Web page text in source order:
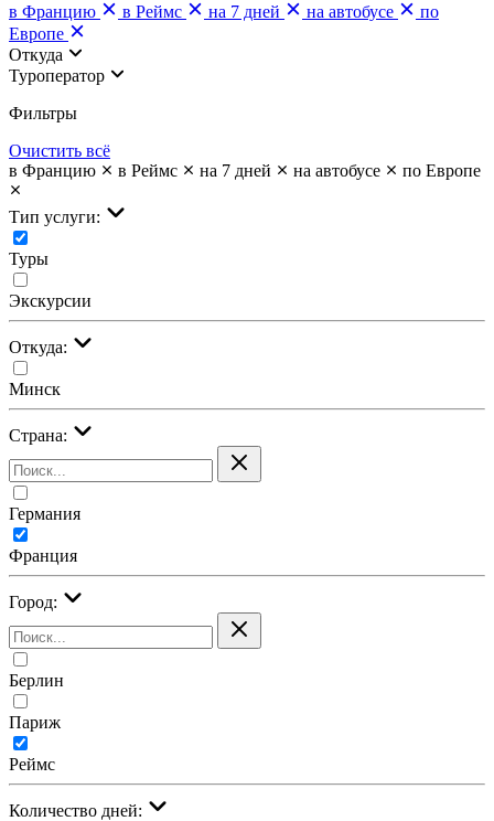
в Францию
в Реймс на 7 дней на автобусе
по
Европе
Откуда
Туроператор
Фильтры
Очистить всё
в Францию
в Реймс на 7 дней на автобусе по Европе
Тип услуги:
Туры
Экскурсии
Откуда:
Минск
Страна:
Германия
Франция
Город:
Берлин
Париж
Реймс
Количество дней: